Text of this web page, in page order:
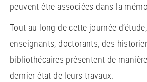
peuvent être associées dans la
Tout au long de cette journée
enseignants, doctorants, des
bibliothécaires présentent de
dernier état de leurs travaux.